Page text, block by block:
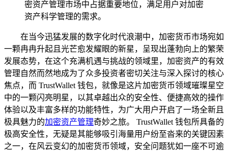
密资产管理市场中占据重要地位，满足用户对加密
资产科学管理的需求。
在当今迅猛发展的数字化时代浪潮中，加密货币市场宛如
一颗冉冉升起且光芒愈发耀眼的新星，呈现出蓬勃向上的繁荣
发展态势，在这个充满机遇与挑战的领域里，加密资产的有效
管理自然而然地成为了众多投资者密切关注与深入探讨的核心
焦点，而 TrustWallet 钱包，就像是这片加密货币领域璀璨星空
中的一颗闪亮明星，以其卓越出众的安全性、便捷高效的操作
体验以及丰富多样的功能特性，为广大用户开启了一场全新且
极具魅力的加密资产管理奇妙之旅。 TrustWallet 钱包所具备的
极高安全性，无疑是其能够吸引海量用户纷至沓来的关键因素
之一，在风云变幻的加密货币领域，安全问题犹如一座不可逾